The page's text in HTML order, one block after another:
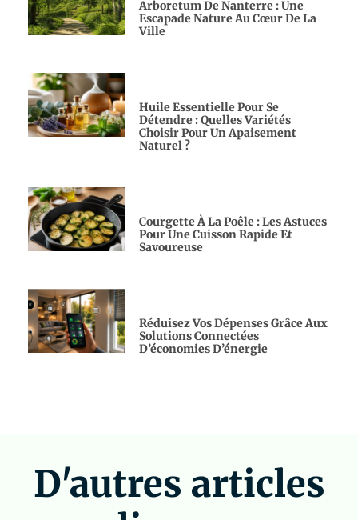
Arboretum De Nanterre : Une
Escapade Nature Au Cœur De La
Ville
Huile Essentielle Pour Se
Détendre : Quelles Variétés
Choisir Pour Un Apaisement
Naturel ?
Courgette À La Poêle : Les Astuces
Pour Une Cuisson Rapide Et
Savoureuse
Réduisez Vos Dépenses Grâce Aux
Solutions Connectées
D’économies D’énergie
D'autres articles